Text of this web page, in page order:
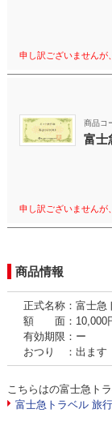
申し訳ございませんが
商品コ
富士
申し訳ございませんが
商品情報
正式名称：富士急
額 面：10,000
有効期限：ー
おつり ：出ます
こちらはの富士急ト
富士急トラベル 旅